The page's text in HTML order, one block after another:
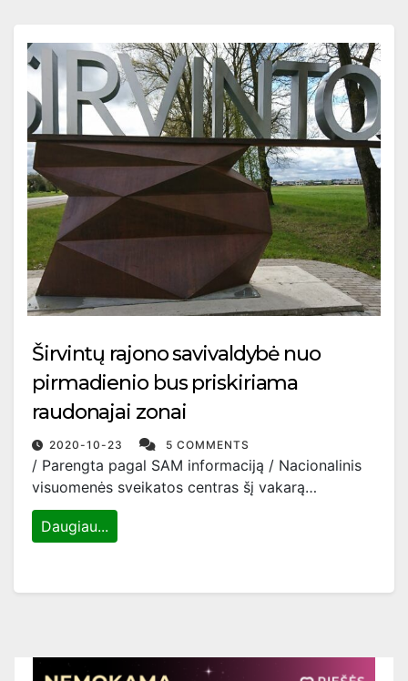
Širvintų rajono savivaldybė nuo
pirmadienio bus priskiriama
raudonajai zonai
2020-10-23 5 COMMENTS
/ Parengta pagal SAM informaciją / Nacionalinis
visuomenės sveikatos centras šį vakarą…
Daugiau...